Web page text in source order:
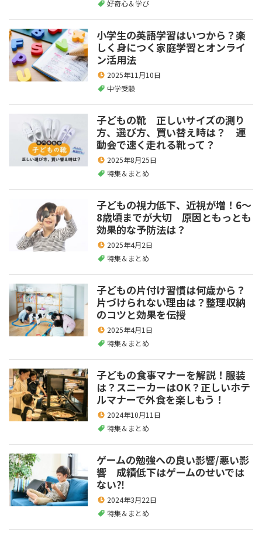
好奇心＆学び
小学生の英語学習はいつから？楽
しく身につく家庭学習とオンライ
ン活用法
2025年11月10日
中学受験
子どもの靴 正しいサイズの測り
方、選び方、買い替え時は？ 運
動会で速く走れる靴って？
2025年8月25日
特集＆まとめ
子どもの視力低下、近視が増！6～
8歳頃までが大切 原因ともっとも
効果的な予防法は？
2025年4月2日
特集＆まとめ
子どもの片付け習慣は何歳から？
片づけられない理由は？整理収納
のコツと効果を伝授
2025年4月1日
特集＆まとめ
子どもの食事マナーを解説！服装
は？スニーカーはOK？正しいホテ
ルマナーで外食を楽しもう！
2024年10月11日
特集＆まとめ
ゲームの勉強への良い影響/悪い影
響 成績低下はゲームのせいでは
ない⁈
2024年3月22日
特集＆まとめ